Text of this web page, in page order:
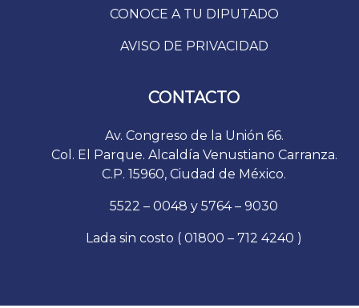
CONOCE A TU DIPUTADO
AVISO DE PRIVACIDAD
CONTACTO
Av. Congreso de la Unión 66.
Col. El Parque. Alcaldía Venustiano Carranza.
C.P. 15960, Ciudad de México.
5522 – 0048 y 5764 – 9030
Lada sin costo ( 01800 – 712 4240 )